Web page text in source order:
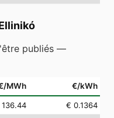
publiés —
MWh €/kWh
€ 0.1364